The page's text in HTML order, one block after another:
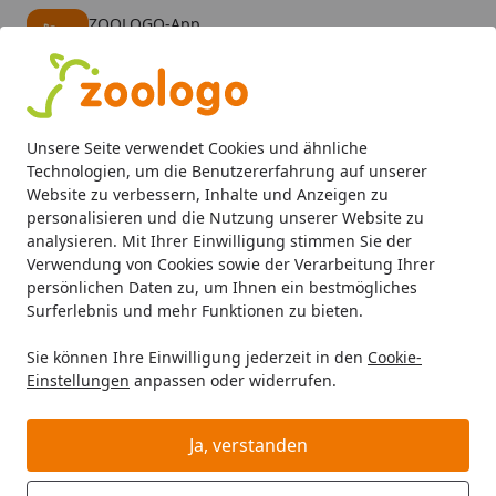
Unsere Seite verwendet Cookies und ähnliche
Technologien, um die Benutzererfahrung auf unserer
Website zu verbessern, Inhalte und Anzeigen zu
personalisieren und die Nutzung unserer Website zu
analysieren. Mit Ihrer Einwilligung stimmen Sie der
Verwendung von Cookies sowie der Verarbeitung Ihrer
persönlichen Daten zu, um Ihnen ein bestmögliches
Surferlebnis und mehr Funktionen zu bieten.
Sie können Ihre Einwilligung jederzeit in den Cookie-
Einstellungen anpassen oder widerrufen.
Ja, verstanden
ZOOLOGO-App
Alle Produkte
Mein Konto
Suchen
Startseite
Josera Josera Pferd Josera Pferdefutter Josera Senior
Josera Senior 15 Kilogramm
Pferdehauptfutter